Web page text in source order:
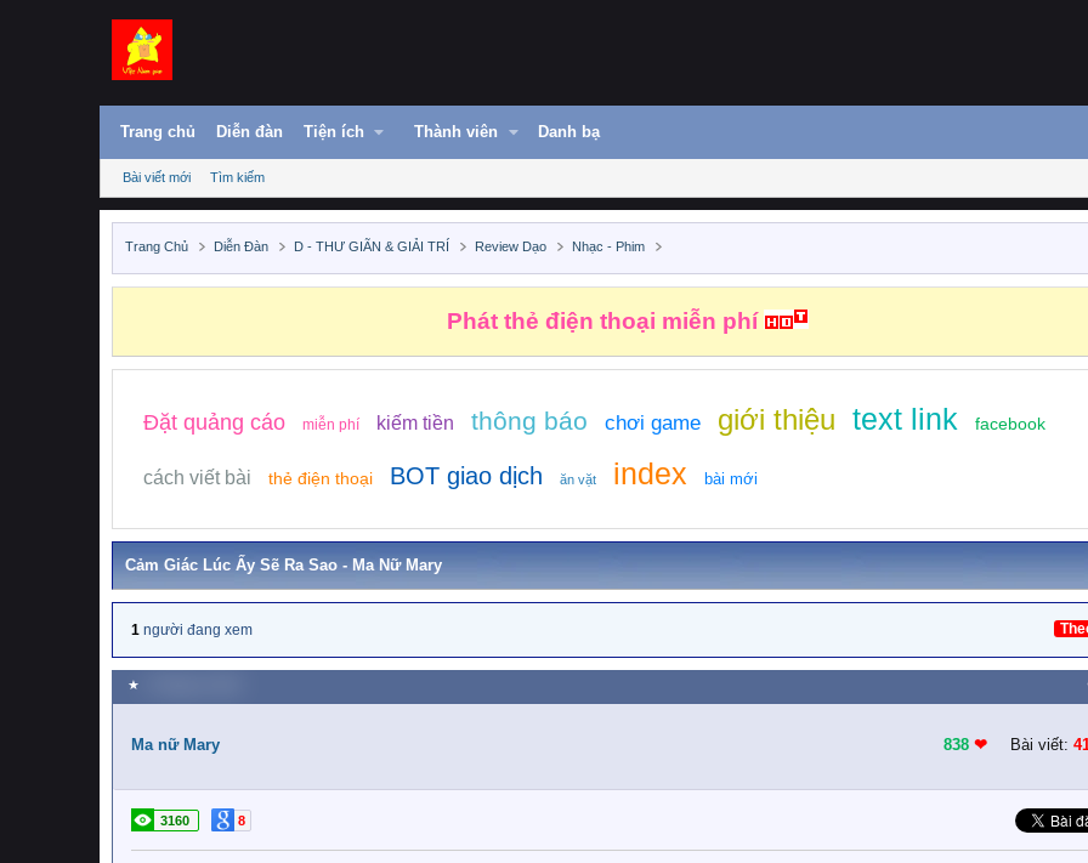
Trang chủ Diễn đàn Tiện ích Thành viên Danh bạ
Bài viết mới Tìm kiếm
Trang Chủ Diễn Đàn D - THƯ GIÃN & GIẢI TRÍ Review Dạo Nhạc - Phim
Phát thẻ điện thoại miễn phí
Đặt quảng cáo miễn phí kiếm tiền thông báo chơi game giới thiệu text link facebook
cách viết bài thẻ điện thoại BOT giao dịch ăn vặt index bài mới
Cảm Giác Lúc Ấy Sẽ Ra Sao - Ma Nữ Mary
1 người đang xem
★
Ma nữ Mary 838 ❤︎ Bài viết:
3160 8